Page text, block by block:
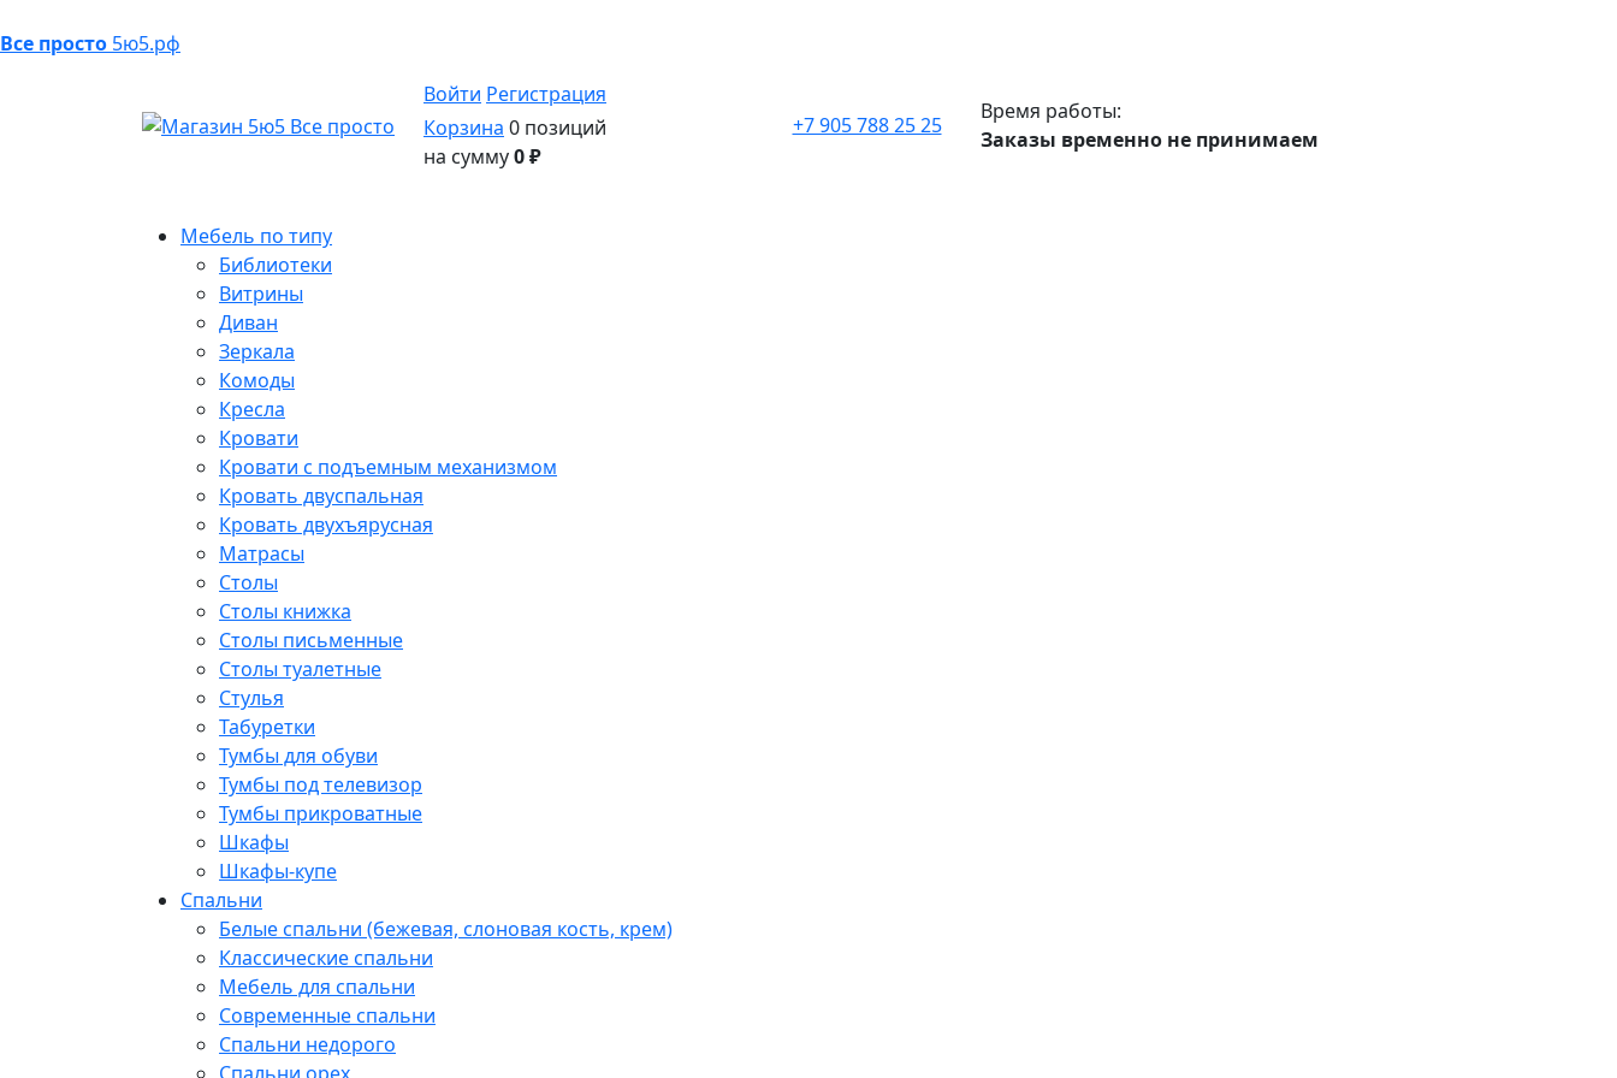
Все просто 5ю5.рф
Войти Регистрация
Корзина 0 позиций
на сумму0 ₽
+7 905 788 25 25
Время работы:
Заказы временно не принимаем
Мебель по типу
Библиотеки
Витрины
Диван
Зеркала
Комоды
Кресла
Кровати
Кровати с подъемным механизмом
Кровать двуспальная
Кровать двухъярусная
Матрасы
Столы
Столы книжка
Столы письменные
Столы туалетные
Стулья
Табуретки
Тумбы для обуви
Тумбы под телевизор
Тумбы прикроватные
Шкафы
Шкафы-купе
Спальни
Белые спальни (бежевая, слоновая кость, крем)
Классические спальни
Мебель для спальни
Современные спальни
Спальни недорого